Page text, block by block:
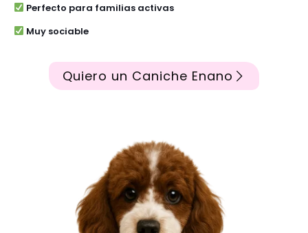
Perfecto para familias activas
Muy sociable
Quiero un Caniche Enano